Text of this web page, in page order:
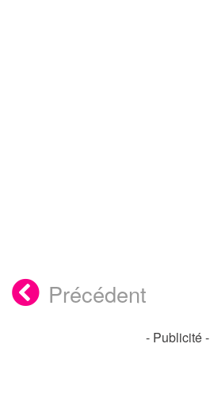
Précédent
- Publicité -